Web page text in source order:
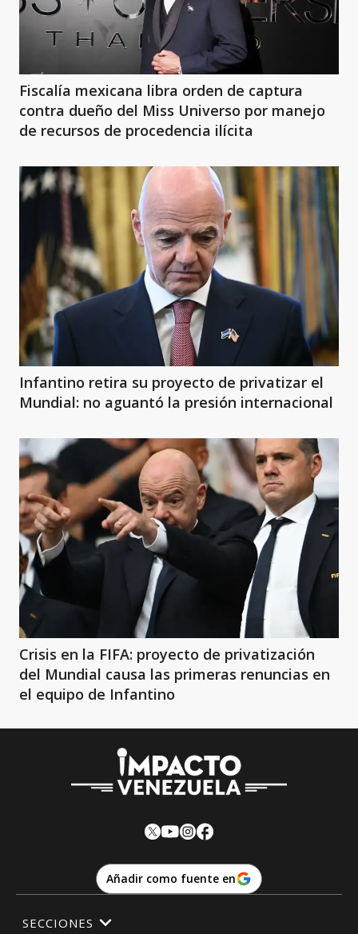
Fiscalía mexicana libra orden de captura
contra dueño del Miss Universo por manejo
de recursos de procedencia ilícita
Infantino retira su proyecto de privatizar el
Mundial: no aguantó la presión internacional
Crisis en la FIFA: proyecto de privatización
del Mundial causa las primeras renuncias en
el equipo de Infantino
Añadir como fuente en
SECCIONES